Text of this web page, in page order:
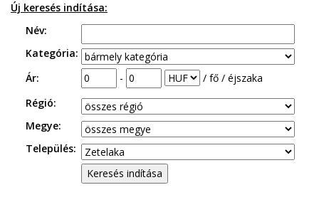
Új keresés indítása:
Név:
Kategória:
Ár:
-
/ fő / éjszaka
Régió:
Megye:
Település: